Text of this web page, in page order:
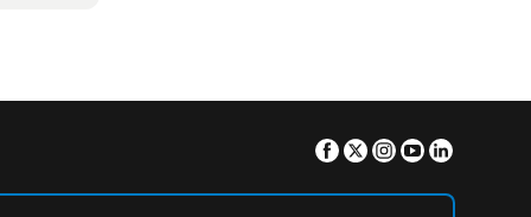
Facebook
TwitterInstagram
Youtube